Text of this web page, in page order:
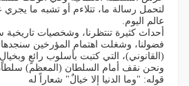
لتحمل رسالة ما، تتلاءم أو تشبه ما
عالم اليوم.
أحداث كثيرة تنتظرنا، وشخصيات تاريخية
فضولنا، وشغلت اهتمام المؤرخين
(القانوني)، التي كتبت بأسلوب رائعٍ
ونحن نقف أمام السلطان (المعظم)
قوله: "وما الدنيا إلا خيالٌ" شعاراً له